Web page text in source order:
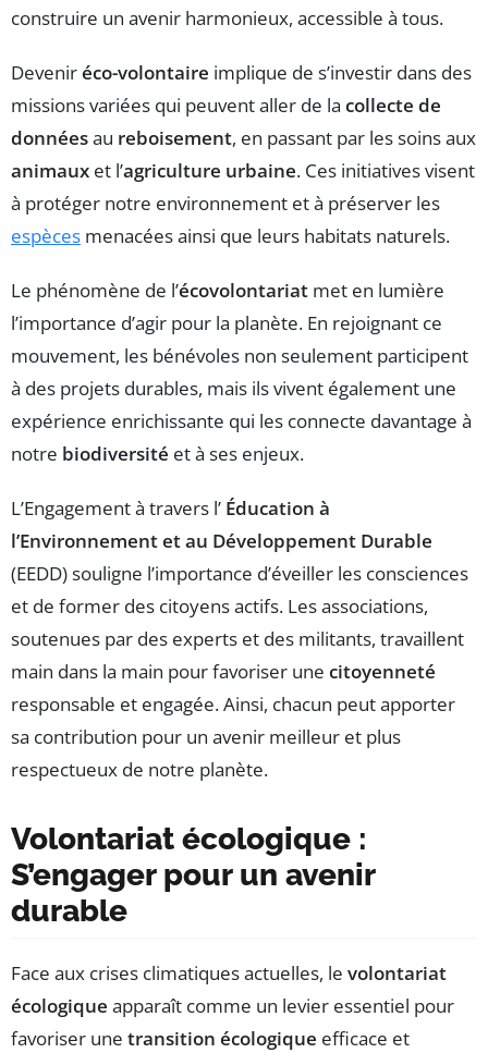
construire un avenir harmonieux, accessible à tous.
Deveniréco-volontaire implique de s’investir dans des
missions variées qui peuvent aller de la collecte de
donnéesau reboisement, en passant par les soins aux
animaux et l’agriculture urbaine. Ces initiatives visent
à protéger notre environnement et à préserver les
espèces menacées ainsi que leurs habitats naturels.
Le phénomène de l’écovolontariat met en lumière
l’importance d’agir pour la planète. En rejoignant ce
mouvement, les bénévoles non seulement participent
à des projets durables, mais ils vivent également une
expérience enrichissante qui les connecte davantage à
notre biodiversité et à ses enjeux.
L’Engagement à travers l’ Éducation à
l’Environnement et au Développement Durable
(EEDD) souligne l’importance d’éveiller les consciences
et de former des citoyens actifs. Les associations,
soutenues par des experts et des militants, travaillent
main dans la main pour favoriser une citoyenneté
responsable et engagée. Ainsi, chacun peut apporter
sa contribution pour un avenir meilleur et plus
respectueux de notre planète.
Volontariat écologique :
S’engager pour un avenir
durable
Face aux crises climatiques actuelles, le volontariat
écologique apparaît comme un levier essentiel pour
favoriser une transition écologique efficace et